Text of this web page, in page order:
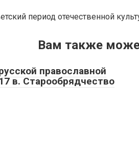
период отечественной
Вам также
православной
в. Старообрядчество